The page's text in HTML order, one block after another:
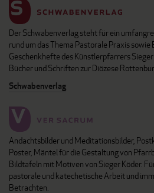
Der Schwabenverlag steht für ein
rund um das Thema Pastorale Praxis sowie
Geschenkhefte des Künstlerpfarrers
Bücher und Schriften zur Diözese
Schwabenverlag
Andachtsbilder und Meditationsbilder,
Poster, Mäntel für die Gestaltung von
Bildtafeln mit Motiven von Sieger Köder.
pastorale und katechetische Arbeit und
Betrachten.